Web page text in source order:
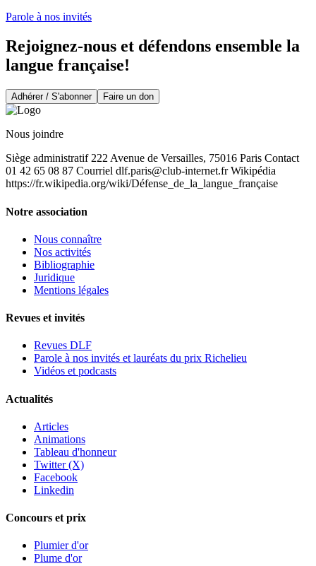
Parole à nos invités
Rejoignez-nous et défendons ensemble la
langue française!
Adhérer / S'abonner Faire un don
Nous joindre
Siège administratif 222 Avenue de Versailles, 75016 Paris Contact
01 42 65 08 87 Courriel dlf.paris@club-internet.frWikipédia
https://fr.wikipedia.org/wiki/Défense_de_la_langue_française
Notre association
Nous connaître
Nos activités
Bibliographie
Juridique
Mentions légales
Revues et invités
Revues DLF
Parole à nos invités et lauréats du prix Richelieu
Vidéos et podcasts
Actualités
Articles
Animations
Tableau d'honneur
Twitter (X)
Facebook
Linkedin
Concours et prix
Plumier d'or
Plume d'or